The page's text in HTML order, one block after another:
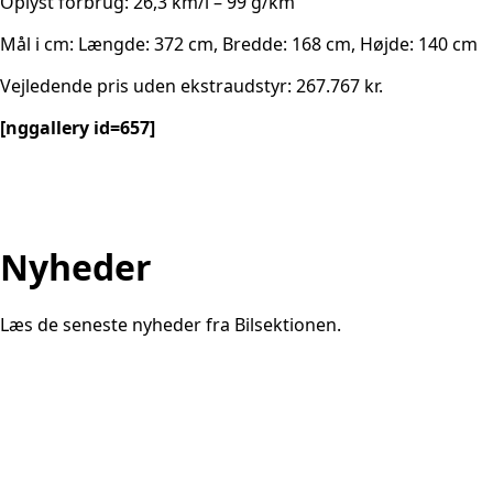
Mål i cm: Længde: 372 cm, Bredde: 168 cm, Højde: 140 cm
Vejledende pris uden ekstraudstyr: 267.767 kr.
[nggallery id=657]
Nyheder
Læs de seneste nyheder fra Bilsektionen.